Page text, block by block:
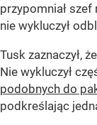
przypomniał szef
nie wykluczył
Tusk zaznaczył,
Nie wykluczył
podobnych do
podkreślając